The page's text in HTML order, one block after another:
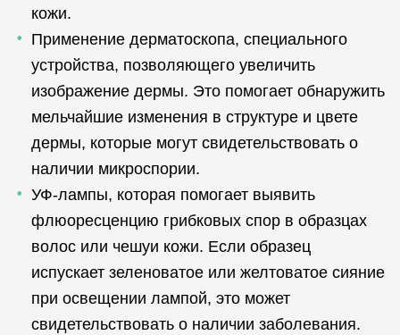
кожи.
Применение дерматоскопа, специального
устройства, позволяющего увеличить
изображение дермы. Это помогает обнаружить
мельчайшие изменения в структуре и цвете
дермы, которые могут свидетельствовать о
наличии микроспории.
УФ-лампы, которая помогает выявить
флюоресценцию грибковых спор в образцах
волос или чешуи кожи. Если образец
испускает зеленоватое или желтоватое сияние
при освещении лампой, это может
свидетельствовать о наличии заболевания.